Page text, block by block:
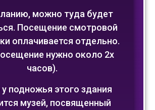
можно туда будет
Посещение смотровой
оплачивается отдельно.
нужно около 2х
часов).
подножья этого здания
музей, посвященный